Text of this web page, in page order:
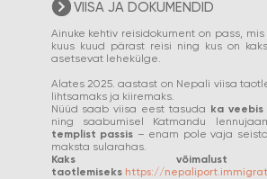
VIISA JA DOKUMENDID
Ainuke kehtiv reisidokument on pass,
kuus kuud pärast reisi ning kus on
asetsevat lehekülge.
Alates 2025. aastast on Nepali viisa
lihtsamaks ja kiiremaks.
Nüüd saab viisa eest tasuda ka veebis
ning saabumisel Katmandu
templist passis – enam pole vaja
maksta sularahas.
Kaks
taotlemiseks https://